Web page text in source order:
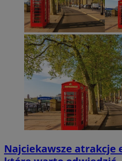
Najciekawsze atrakcje